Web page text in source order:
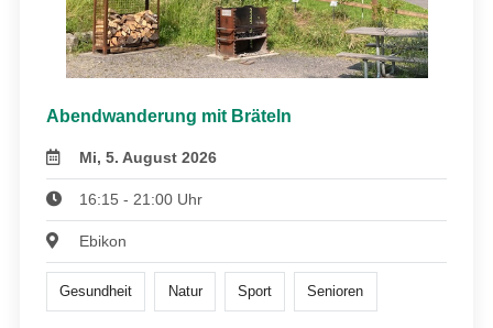
Abendwanderung mit Bräteln
Mi, 5. August 2026
16:15 - 21:00 Uhr
Ebikon
Gesundheit Natur Sport Senioren